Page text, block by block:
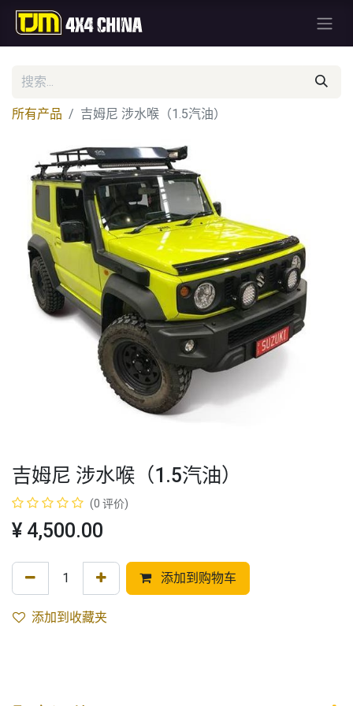
所有产品 吉姆尼 涉水喉（1.5汽油）
吉姆尼 涉水喉（1.5汽油）
(0 评价)
¥ 4,500.00
添加到购物车
添加到收藏夹